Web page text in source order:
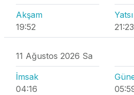
Akşam
19:52
Yatsı
21:23
11 Ağustos 2026 Sa
İmsak
04:16